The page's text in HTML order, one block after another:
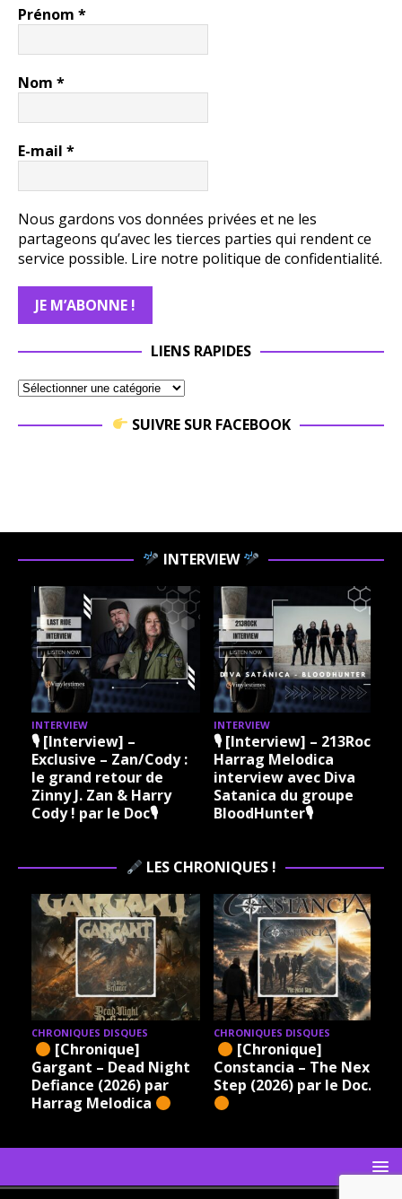
Prénom *
Nom *
E-mail *
Nous gardons vos données privées et ne les
partageons qu’avec les tierces parties qui rendent ce
service possible. Lire notre politique de confidentialité.
LIENS RAPIDES
SUIVRE SUR FACEBOOK
INTERVIEW
INTERVIEW
🎙 [Interview] –
Exclusive – Zan/Cody :
le grand retour de
Zinny J. Zan & Harry
Cody ! par le Doc🎙
INTERVIEW
🎙 [Interview] – 213Rock
Harrag Melodica
interview avec Diva
Satanica du groupe
BloodHunter🎙
LES CHRONIQUES !
CHRONIQUES DISQUES
[Chronique]
Gargant – Dead Night
Defiance (2026) par
Harrag Melodica
CHRONIQUES DISQUES
[Chronique]
Constancia – The Next
Step (2026) par le Doc.